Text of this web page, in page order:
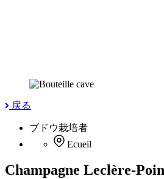
戻る
ブドウ栽培者
Ecueil
Champagne Leclère-